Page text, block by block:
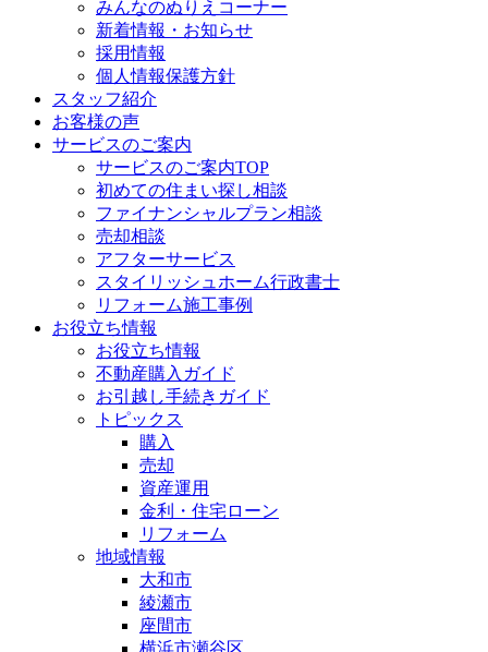
みんなのぬりえコーナー
新着情報・お知らせ
採用情報
個人情報保護方針
スタッフ紹介
お客様の声
サービスのご案内
サービスのご案内TOP
初めての住まい探し相談
ファイナンシャルプラン相談
売却相談
アフターサービス
スタイリッシュホーム行政書士
リフォーム施工事例
お役立ち情報
お役立ち情報
不動産購入ガイド
お引越し手続きガイド
トピックス
購入
売却
資産運用
金利・住宅ローン
リフォーム
地域情報
大和市
綾瀬市
座間市
横浜市瀬谷区